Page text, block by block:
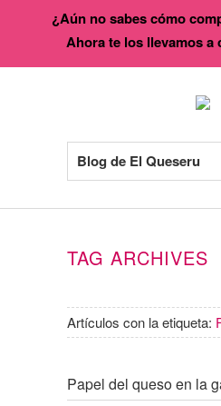
Blog de El Queseru
TAG ARCHIVES
Artículos con la etiqueta:
Papel del queso en la
¿Aún no sabes cómo
Ahora te los llevamos a